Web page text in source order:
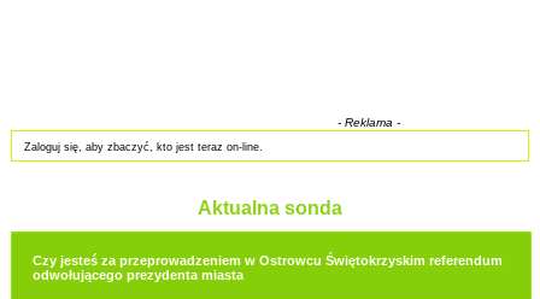
- Reklama -
Zaloguj się, aby zbaczyć, kto jest teraz on-line.
Aktualna sonda
Czy jesteś za przeprowadzeniem w Ostrowcu Świętokrzyskim referendum
odwołującego prezydenta miasta